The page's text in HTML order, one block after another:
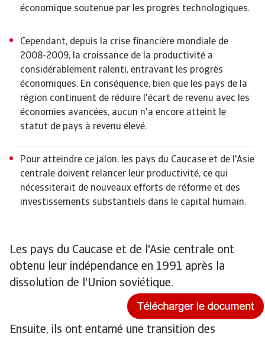
Les pays du Caucase et de l'Asie centrale ont
obtenu leur indépendance en 1991 après la
dissolution de l'Union soviétique.
Ensuite, ils ont entamé une transition des
économique soutenue par les progrès technologiques.
Cependant, depuis la crise financière mondiale de
2008-2009, la croissance de la productivité a
considérablement ralenti, entravant les progrès
économiques. En conséquence, bien que les pays de la
région continuent de réduire l'écart de revenu avec les
économies avancées, aucun n'a encore atteint le
statut de pays à revenu élevé.
Pour atteindre ce jalon, les pays du Caucase et de l'Asie
centrale doivent relancer leur productivité, ce qui
nécessiterait de nouveaux efforts de réforme et des
investissements substantiels dans le capital humain.